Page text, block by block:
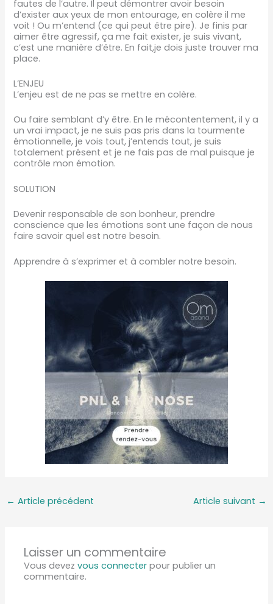
fautes de l’autre. Il peut démontrer avoir besoin
d’exister aux yeux de mon entourage, en colère il me
voit ! Ou m’entend (ce qui peut être pire). Je finis par
aimer être agressif, ça me fait exister, je suis vivant,
c’est une manière d’être. En fait,je dois juste trouver ma
place.
L’ENJEU
L’enjeu est de ne pas se mettre en colère.
Ou faire semblant d’y être. En le mécontentement, il y a
un vrai impact, je ne suis pas pris dans la tourmente
émotionnelle, je vois tout, j’entends tout, je suis
totalement présent et je ne fais pas de mal puisque je
contrôle mon émotion.
SOLUTION
Devenir responsable de son bonheur, prendre
conscience que les émotions sont une façon de nous
faire savoir quel est notre besoin.
Apprendre à s’exprimer et à combler notre besoin.
← Article précédent Article suivant →
Laisser un commentaire
Vous devezvous connecter pour publier un
commentaire.